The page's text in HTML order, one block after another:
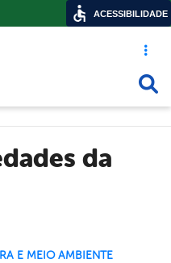
Acesso
da
E MEIO AMBIENTE
ACESSIBILIDADE